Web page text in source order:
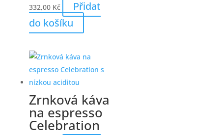
332,00 Kč
Přidat
do košíku
Zrnková káva
na espresso
Celebration